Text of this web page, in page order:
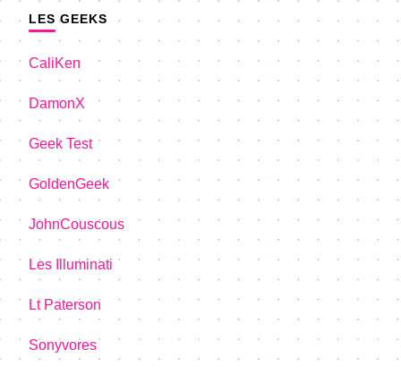
LES GEEKS
CaliKen
DamonX
Geek Test
GoldenGeek
JohnCouscous
Les Illuminati
Lt Paterson
Sonyvores